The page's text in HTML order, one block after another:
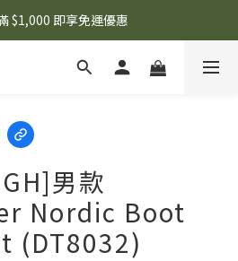
優惠嗎？ 點擊查看最新優惠！
$1,000 即享免運優惠
優惠嗎？ 點擊查看最新優惠！
男款
Nordic Boot
(DT8032)